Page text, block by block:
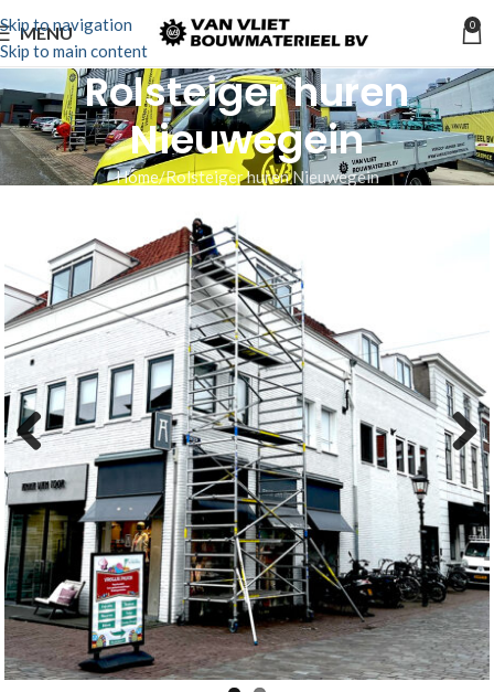
Skip to navigation
Skip to main content
MENU 0
Rolsteiger huren
Nieuwegein
Home Rolsteiger huren Nieuwegein
Previous Next